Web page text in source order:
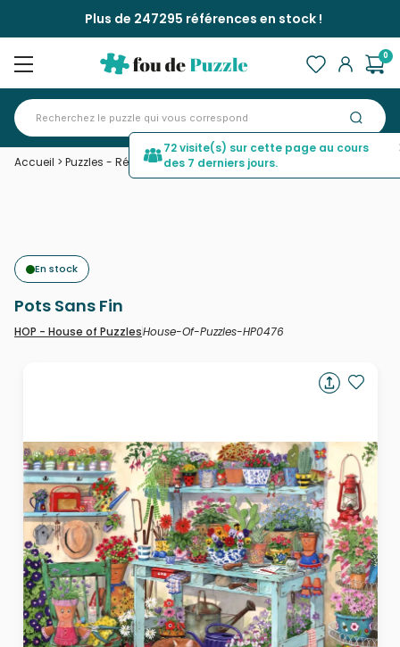
Plus de 247295 références en stock !
0
Accueil > Puzzles - Rétros et Nostalgie>Pots Sans Fin
En stock
Pots Sans Fin
HOP - House of PuzzlesHouse-Of-Puzzles-HP0476
72 visite(s) sur cette page au cours
des 7 derniers jours.